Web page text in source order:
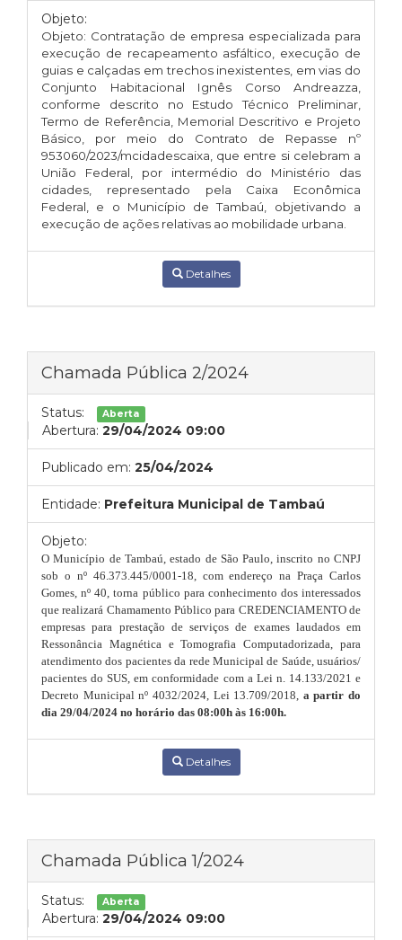
Objeto:
Objeto: Contratação de empresa especializada para
execução de recapeamento asfáltico, execução de
guias e calçadas em trechos inexistentes, em vias do
Conjunto Habitacional Ignês Corso Andreazza,
conforme descrito no Estudo Técnico Preliminar,
Termo de Referência, Memorial Descritivo e Projeto
Básico, por meio do Contrato de Repasse nº
953060/2023/mcidadescaixa, que entre si celebram a
União Federal, por intermédio do Ministério das
cidades, representado pela Caixa Econômica
Federal, e o Município de Tambaú, objetivando a
execução de ações relativas ao mobilidade urbana.
Detalhes
Chamada Pública 2/2024
Status: Aberta
Abertura: 29/04/2024 09:00
Publicado em: 25/04/2024
Entidade: Prefeitura Municipal de Tambaú
Objeto:
O Município de Tambaú, estado de São Paulo, inscrito no CNPJ
sob o nº 46.373.445/0001-18, com endereço na Praça Carlos
Gomes, nº 40, torna público para conhecimento dos interessados
que realizará Chamamento Público para CREDENCIAMENTO de
empresas para prestação de serviços de exames laudados em
Ressonância Magnética e Tomografia Computadorizada, para
atendimento dos pacientes da rede Municipal de Saúde, usuários/
pacientes do SUS, em conformidade com a Lei n. 14.133/2021 e
Decreto Municipal nº 4032/2024, Lei 13.709/2018, a partir do
dia 29/04/2024 no horário das 08:00h às 16:00h.
Detalhes
Chamada Pública 1/2024
Status: Aberta
Abertura: 29/04/2024 09:00